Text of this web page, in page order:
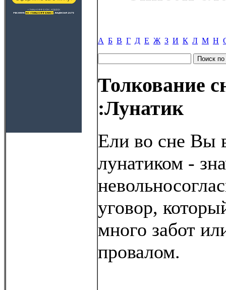
А Б В Г Д Е Ж З И К Л М Н
Толкование
:Лунатик
Ели во сне Вы
лунатиком -
уговор,
много забот
провалом.